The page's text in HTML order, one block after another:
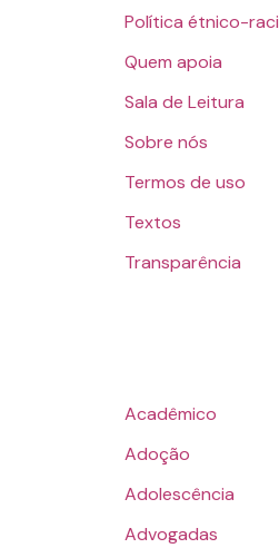
Política étnico-
Quem apoia
Sala de Leitura
Sobre nós
Termos de uso
Textos
Transparência
Acadêmico
Adoção
Adolescência
Advogadas